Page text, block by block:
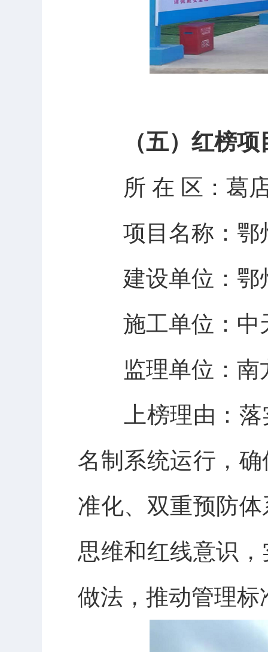
（五）红榜
所 在 区：葛
项目名称： 鄂
建设单位： 鄂
施工单位： 中
监理单位： 南
上榜理由： 落
名制系统运行，
准化、双重预防
思维和红线意识
做法，推动管理